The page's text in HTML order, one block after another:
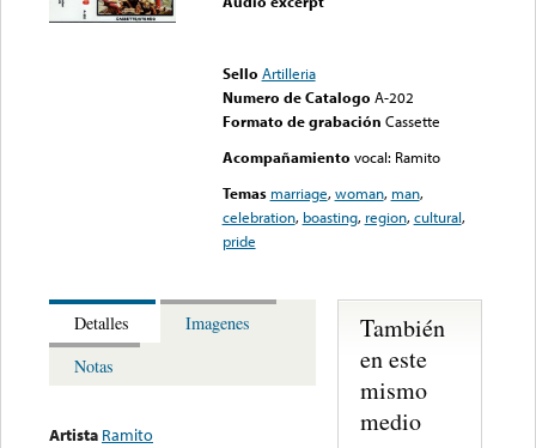
Sello Artilleria
Numero de Catalogo A-202
Formato de grabación Cassette
Acompañamiento vocal: Ramito
Temas marriage,woman, man,
celebration, boasting, region,cultural,
pride
Detalles
Imagenes
Notas
Artista Ramito
También
en este
mismo
medio